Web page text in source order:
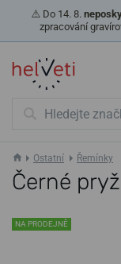
⚠️ Do 14. 8.
zpracování
Ostatní Řemínky
Černé
NA PRODEJNĚ